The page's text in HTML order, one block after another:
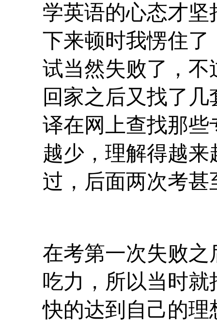
学英语的心态才
下来顿时我愣住了
试当然失败了，不
回家之后又找了
译在网上查找那
越少，理解得越
过，后面两次考
在考第一次失败
吃力，所以当时
快的达到自己的